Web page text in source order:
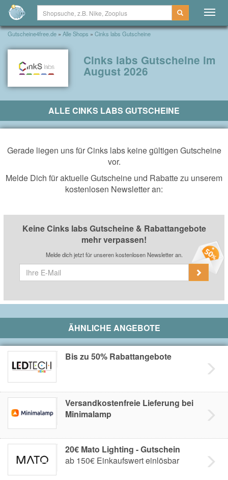
Gutscheine4free.de » Alle Shops » Cinks labs Gutscheine
Cinks labs Gutscheine im
August 2026
ALLE CINKS LABS GUTSCHEINE
Gerade liegen uns für Cinks labs keine gültigen Gutscheine
vor.
Melde Dich für aktuelle Gutscheine und Rabatte zu unserem
kostenlosen Newsletter an:
Keine Cinks labs Gutscheine & Rabattangebote
mehr verpassen!
Melde dich jetzt für unseren kostenlosen Newsletter an.
ÄHNLICHE ANGEBOTE
Bis zu 50% Rabattangebote
Versandkostenfreie Lieferung bei
Minimalamp
20€ Mato Lighting - Gutschein
ab 150€ Einkaufswert einlösbar